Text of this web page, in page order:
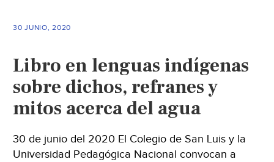
30 JUNIO, 2020
Libro en lenguas indígenas
sobre dichos, refranes y
mitos acerca del agua
30 de junio del 2020 El Colegio de San Luis y la
Universidad Pedagógica Nacional convocan a